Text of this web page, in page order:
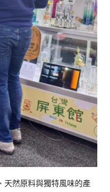
天然原料與獨特風味的產